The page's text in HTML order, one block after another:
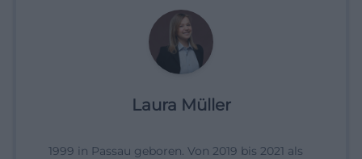
Laura Müller
1999 in Passau geboren. Von 2019 bis 2021 als